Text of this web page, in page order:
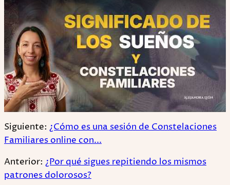
Siguiente: ¿Cómo es una sesión de Constelaciones
Familiares online con...
Anterior: ¿Por qué sigues repitiendo los mismos
patrones dolorosos?